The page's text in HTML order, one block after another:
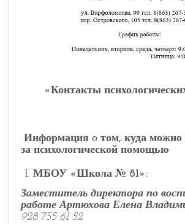
«Контакты
Информация отом, куда можно
за психологической помощью
МБОУ «Школа № 81»:
Заместитель директора по
работе Артюхова Елена
928 755 61 52